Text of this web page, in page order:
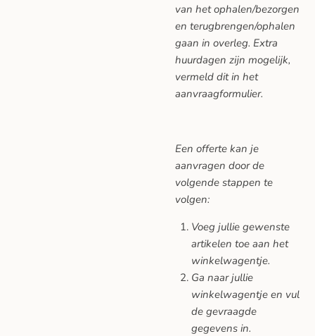
van het ophalen/bezorgen
en terugbrengen/ophalen
gaan in overleg. Extra
huurdagen zijn mogelijk,
vermeld dit in het
aanvraagformulier.
Een offerte kan je
aanvragen door de
volgende stappen te
volgen:
Voeg jullie gewenste
artikelen toe aan het
winkelwagentje.
Ga naar jullie
winkelwagentje en vul
de gevraagde
gegevens in.